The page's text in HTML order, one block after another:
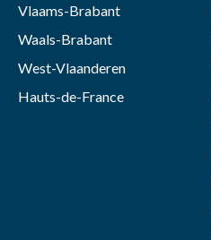
Vlaams-Brabant
Waals-Brabant
West-Vlaanderen
Hauts-de-France